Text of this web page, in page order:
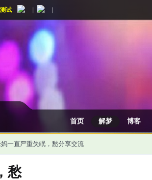
试
首页 解梦 博客
分享交流
一直严重失眠，愁
愁